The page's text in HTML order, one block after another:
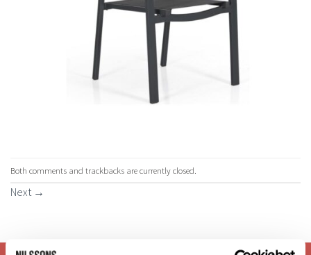
Both comments and trackbacks are currently closed.
Next →